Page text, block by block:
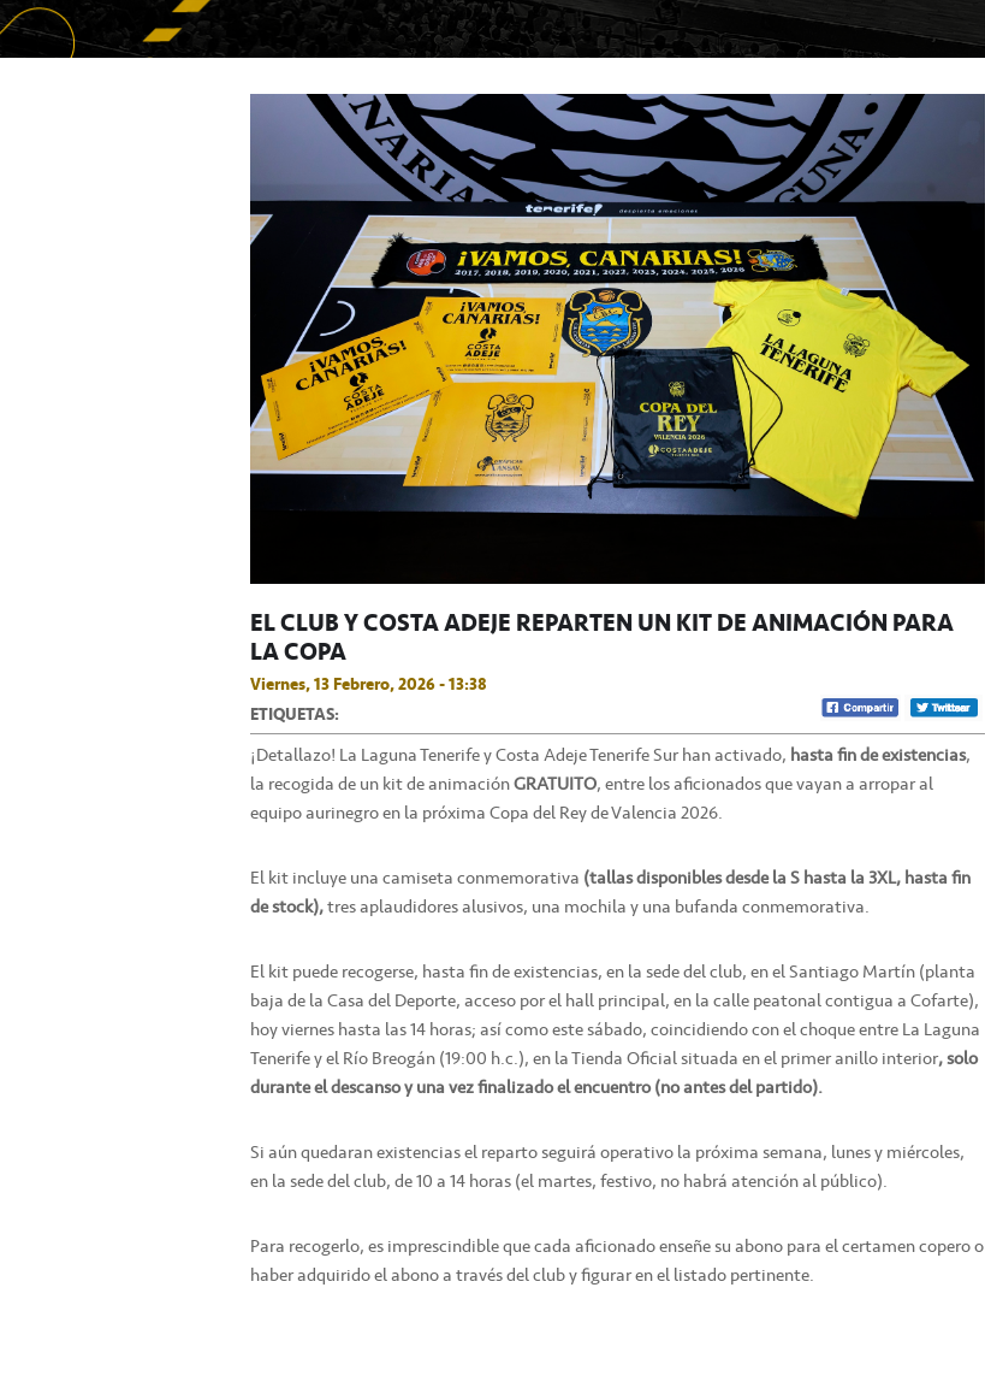
EL CLUB Y COSTA ADEJE REPARTEN UN KIT DE ANIMACIÓN PARA
LA COPA
Viernes, 13 Febrero, 2026 - 13:38
ETIQUETAS:
¡Detallazo! La Laguna Tenerife y Costa Adeje Tenerife Sur han activado, hasta fin de existencias,
la recogida de un kit de animaciónGRATUITO, entre los aficionados que vayan a arropar al
equipo aurinegro en la próxima Copa del Rey de Valencia 2026.
El kit incluye una camiseta conmemorativa (tallas disponibles desde la S hasta la 3XL, hasta fin
de stock),tres aplaudidores alusivos, una mochila y una bufanda conmemorativa.
El kit puede recogerse, hasta fin de existencias, en la sede del club, en el Santiago Martín (planta
baja de la Casa del Deporte, acceso por el hall principal, en la calle peatonal contigua a Cofarte),
hoy viernes hasta las 14 horas; así como este sábado, coincidiendo con el choque entre La Laguna
Tenerife y el Río Breogán (19:00 h.c.), en la Tienda Oficial situada en el primer anillo interior, solo
durante el descanso y una vez finalizado el encuentro (no antes del partido).
Si aún quedaran existencias el reparto seguirá operativo la próxima semana, lunes y miércoles,
en la sede del club, de 10 a 14 horas (el martes, festivo, no habrá atención al público).
Para recogerlo, es imprescindible que cada aficionado enseñe su abono para el certamen copero o
haber adquirido el abono a través del club y figurar en el listado pertinente.